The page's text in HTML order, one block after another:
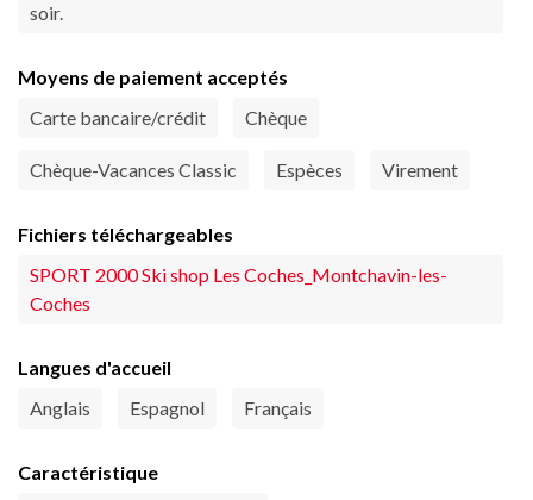
soir.
Moyens de paiement acceptés
Carte bancaire/crédit
Chèque
Chèque-Vacances Classic Espèces Virement
Fichiers téléchargeables
SPORT 2000 Ski shop Les Coches_Montchavin-les-
Coches
Langues d'accueil
Anglais
Espagnol Français
Caractéristique